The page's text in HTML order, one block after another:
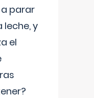
parar
leche, y
el